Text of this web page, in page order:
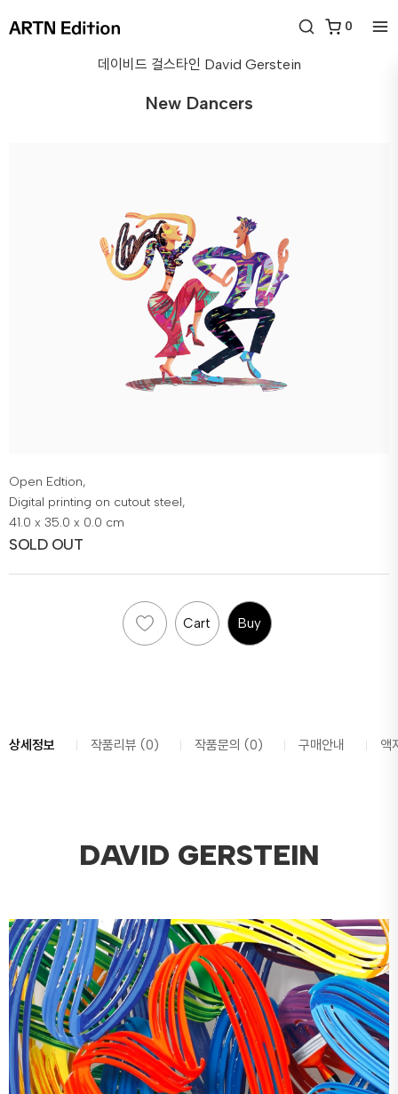
0
데이비드 걸스타인 David Gerstein
New Dancers
Open Edtion,
Digital printing on cutout steel,
41.0 x 35.0 x 0.0 cm
SOLD OUT
Cart Buy
상세정보 작품리뷰 (0) 작품문의 (0) 구매안내 액
DAVID GERSTEIN